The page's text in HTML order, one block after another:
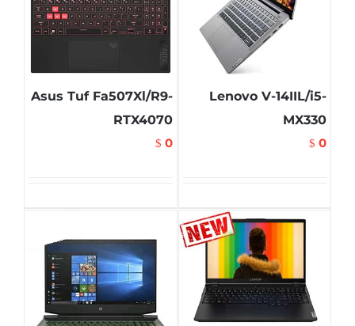
Lenovo V-14IIL/i5-
MX330
$ 0
Asus Tuf Fa507Xl/R9-
RTX4070
$ 0